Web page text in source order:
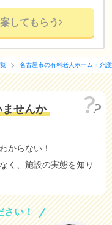
してもらう
名古屋市の有料老人ホーム・介
せんか
からない！
く、施設の実態を知り
さい！